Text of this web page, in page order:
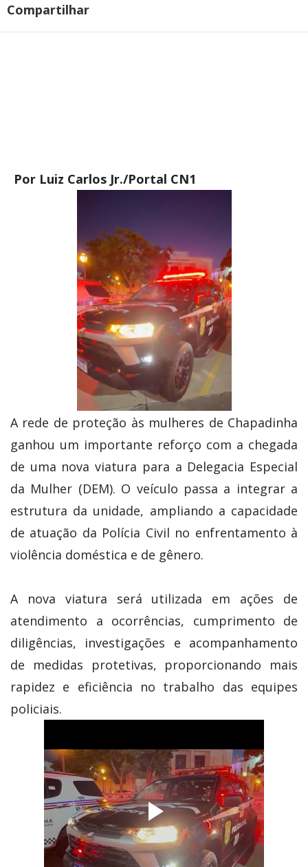
Compartilhar
Por Luiz Carlos Jr./Portal CN1
A rede de proteção às mulheres de Chapadinha
ganhou um importante reforço com a chegada
de uma nova viatura para a Delegacia Especial
da Mulher (DEM). O veículo passa a integrar a
estrutura da unidade, ampliando a capacidade
de atuação da Polícia Civil no enfrentamento à
violência doméstica e de gênero.
A nova viatura será utilizada em ações de
atendimento a ocorrências, cumprimento de
diligências, investigações e acompanhamento
de medidas protetivas, proporcionando mais
rapidez e eficiência no trabalho das equipes
policiais.